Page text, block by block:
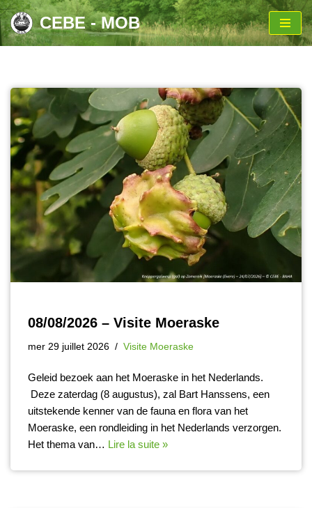
Aller
CEBE - MOB
08/08/2026 – Visite Moeraske
mer 29 juillet 2026 Visite Moeraske
Geleid bezoek aan het Moeraske in het Nederlands.
Deze zaterdag (8 augustus), zal Bart Hanssens, een
uitstekende kenner van de fauna en flora van het
Moeraske, een rondleiding in het Nederlands verzorgen.
Het thema van… Lire la suite »